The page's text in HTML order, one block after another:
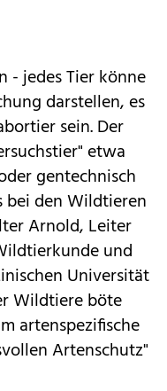
- jedes Tier könne
darstellen, es
sein. Der
etwa
gentechnisch
bei den Wildtieren
Arnold, Leiter
und
Universität
Wildtiere böte
artenspezifische
Artenschutz"